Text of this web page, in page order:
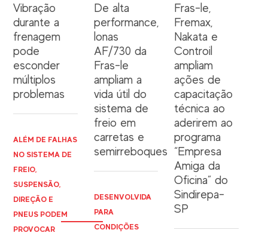
Vibração
durante a
frenagem
pode
esconder
múltiplos
problemas
ALÉM DE FALHAS
NO SISTEMA DE
FREIO,
SUSPENSÃO,
DIREÇÃO E
PNEUS PODEM
PROVOCAR
De alta
performance,
lonas
AF/730 da
Fras-le
ampliam a
vida útil do
sistema de
freio em
carretas e
semirreboques
DESENVOLVIDA
PARA
CONDIÇÕES
Fras-le,
Fremax,
Nakata e
Controil
ampliam
ações de
capacitação
técnica ao
aderirem ao
programa
“Empresa
Amiga da
Oficina” do
Sindirepa-
SP